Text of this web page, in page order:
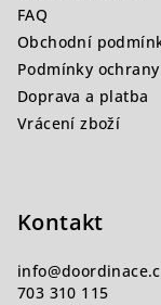
FAQ
Obchodní
Podmínky
Doprava a platba
Vrácení zboží
Kontakt
info@
703 310 115